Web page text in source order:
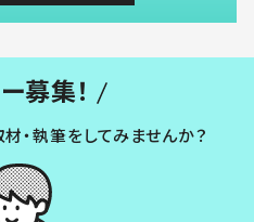
募集！
・執筆をしてみませんか？